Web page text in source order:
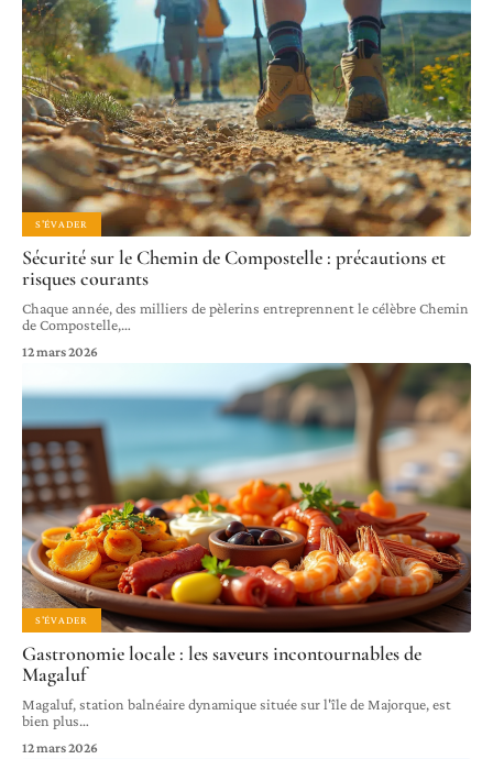
S'ÉVADER
Sécurité sur le Chemin de Compostelle : précautions et
risques courants
Chaque année, des milliers de pèlerins entreprennent le célèbre Chemin
de Compostelle,…
12 mars 2026
S'ÉVADER
Gastronomie locale : les saveurs incontournables de
Magaluf
Magaluf, station balnéaire dynamique située sur l'île de Majorque, est
bien plus…
12 mars 2026